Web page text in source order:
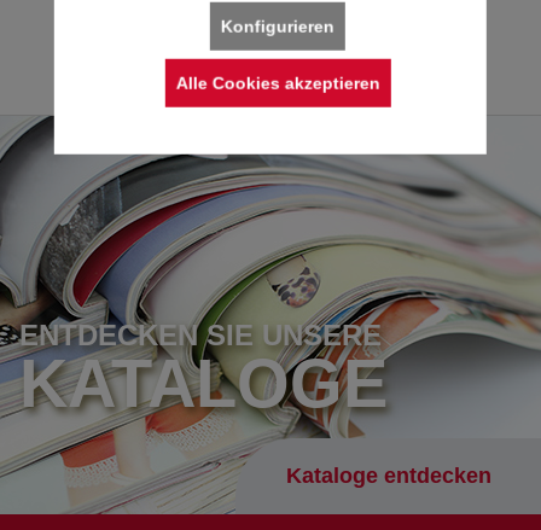
ENTDECKEN SIE UNSERE
KATALOGE
Kataloge entdecken
Konfigurieren
Alle Cookies akzeptieren